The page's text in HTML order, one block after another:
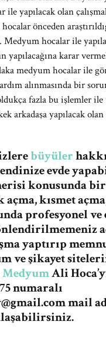
yapılacak olan
önceden
hocalar ile
karar
medyum hocalar ile
alınmasında bir
fazla bu işlemler
arkadaşa yapılacak
büyüler
evde
konusunda
açma, kısmet
profesyonel
yaptırıp
ve şikayet
MedyumAli
numaralı
mail